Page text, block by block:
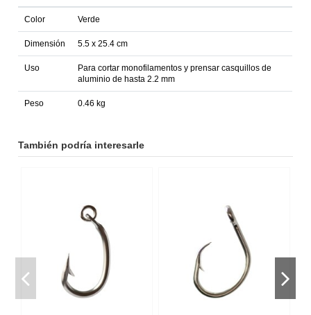
Color Verde
Dimensión 5.5 x 25.4 cm
Uso
Para cortar monofilamentos y prensar casquillos de
aluminio de hasta 2.2 mm
Peso 0.46 kg
También podría interesarle